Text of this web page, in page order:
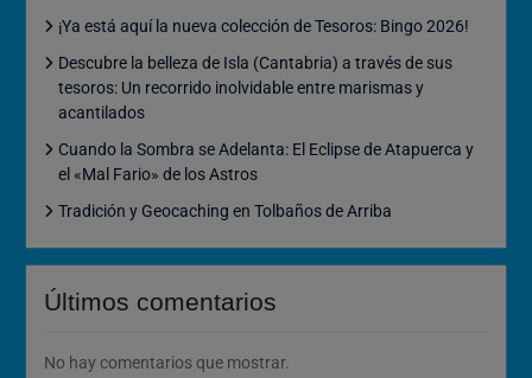
¡Ya está aquí la nueva colección de Tesoros: Bingo 2026!
Descubre la belleza de Isla (Cantabria) a través de sus
tesoros: Un recorrido inolvidable entre marismas y
acantilados
Cuando la Sombra se Adelanta: El Eclipse de Atapuerca y
el «Mal Fario» de los Astros
Tradición y Geocaching en Tolbaños de Arriba
Últimos comentarios
No hay comentarios que mostrar.